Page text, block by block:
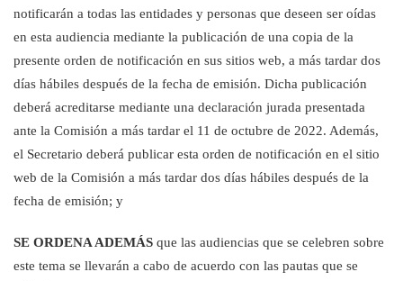
notificarán a todas las entidades y personas que deseen ser oídas
en esta audiencia mediante la publicación de una copia de la
presente orden de notificación en sus sitios web, a más tardar dos
días hábiles después de la fecha de emisión. Dicha publicación
deberá acreditarse mediante una declaración jurada presentada
ante la Comisión a más tardar el 11 de octubre de 2022. Además,
el Secretario deberá publicar esta orden de notificación en el sitio
web de la Comisión a más tardar dos días hábiles después de la
fecha de emisión; y
SE ORDENA ADEMÁS que las audiencias que se celebren sobre
este tema se llevarán a cabo de acuerdo con las pautas que se